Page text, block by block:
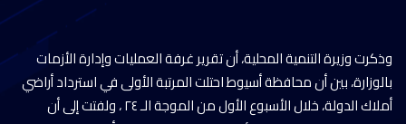
وذكرت وزيرة التنمية المحلية، أن تقرير غرفة العمليات وإدارة الأزمات
بالوزارة، بين أن محافظة أسيوط احتلت المرتبة الأولى في استرداد أراضي
أملاك الدولة، خلال الأسبوع الأول من الموجة الـ ٢٤ ، ولفتت إلى أن